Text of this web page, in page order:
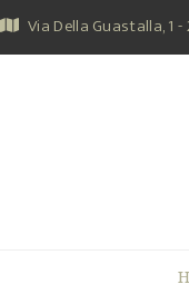
Skip
to
content
Via Della Guastalla, 1